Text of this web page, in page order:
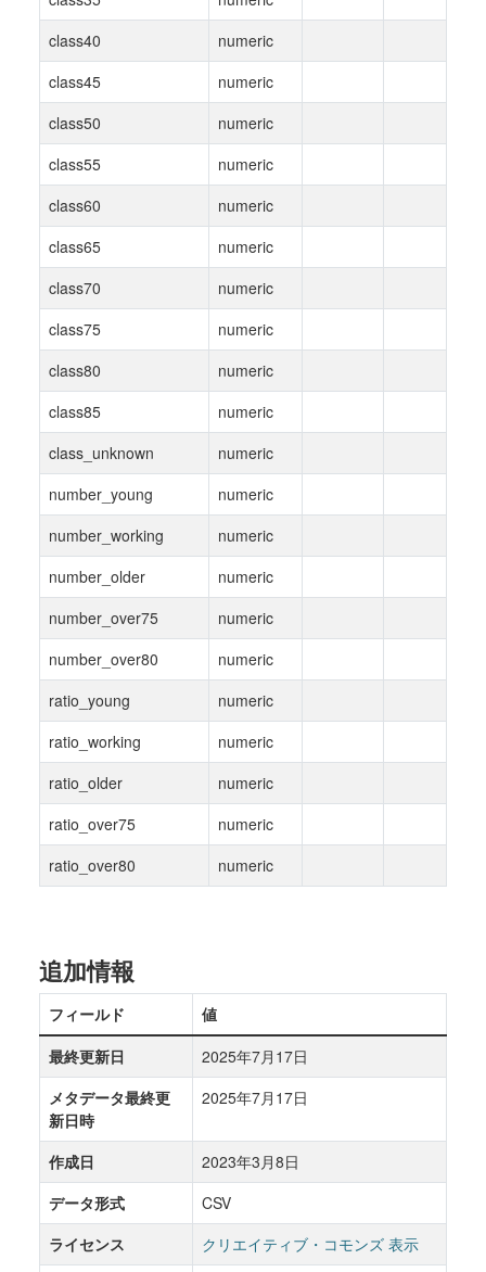
class40
numeric
class45
numeric
class50
numeric
class55
numeric
class60
numeric
class65
numeric
class70
numeric
class75
numeric
class80
numeric
class85
numeric
class_unknown
numeric
number_young
numeric
number_working
numeric
number_older
numeric
number_over75
numeric
number_over80
numeric
ratio_young
numeric
ratio_working
numeric
ratio_older
numeric
ratio_over75
numeric
ratio_over80
numeric
追加情報
フィールド
値
最終更新日
2025年7月17日
メタデータ最終更
新日時
2025年7月17日
作成日
2023年3月8日
データ形式
CSV
ライセンス
クリエイティブ・コモンズ 表示